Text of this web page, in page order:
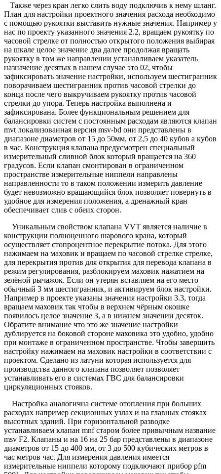
Также через кран легко слить воду подключив к нему шланг.
План для настройки проектного значения расхода необходимо
с помощью рукоятки выставить нужные значения. Например у
нас по проекту указанного значения 2.2, вращаем рукоятку по
часовой стрелке от полностью открытого положения выбирая
на шкале целое значение два далее продолжая вращать
рукоятку в том же направлении устанавливаем указатель
назначение десятых в нашем случае это 02, чтобы
зафиксировать значение настройки, используем шестигранник
поворачиваем шестигранник против часовой стрелки до
конца после чего выкручиваем рукоятку против часовой
стрелки до упора. Теперь настройка выполнена и
зафиксирована. Более функциональным решением для
балансировки систем с постоянным расходам являются клапан
mvt локализованная версия msv-bd они представлены в
диапазоне диаметров от 15 до 50мм, от 2,5 до 40 кубов а кубов
в час. Конструкция клапана предусмотрен специальный
измерительный сливной блок который вращается на 360
градусов. Если клапан смонтирован в ограниченном
пространстве измерительные ниппели направлены
направленности то в таком положении измерить давление
будет невозможно вращающийся блок позволяет повернуть в
удобное для измерения положения, а дренажный кран
обеспечивает слив с обеих сторон.
Уникальным свойством клапана VVT является наличие в
конструкции полноценного шарового крана, который
осуществляет стопроцентное перекрытие потока. Для этого
нажимаем на маховик и вращаем по часовой стрелке стрелке,
для перекрытия против для открытия для перевода клапана в
режим регулирования, разблокируем маховик нажатием на
зелёной рычажок. Если он утерян вставляем на его место
обычный 3 мм шестигранник, и активируем блок настройки.
Например в проекте указаны значения настройки 3.3, тогда
вращаем маховик так чтобы в верхнем чёрным окошке
появилось целое значение 3, а в нижнем значении десяток.
Обратите внимание что это же значение настройки
дублируется на боковой стороне маховика это удобно, удобно
при монтаже в ограниченном пространстве. Чтобы завершить
настройку нажимаем на маховик настройки в соответствии с
проектом. Сделано из латуни которая используется для
производства данного клапана позволяет позволяет
устанавливать его в системах ГВС для балансировки
циркуляционных стояков.
Настройка аналогична системе отопления при больших
расходах например секционных узлах и на главных стояках
высотных зданий. При горизонтальной разводке
устанавливаем клапан mnf старом более привычным название
msv F2. Клапаны и на 16 на 25 бар представлены в диапазоне
диаметров от 15 до 400 мм, от 3 до 500 кубических метров в
час метров час. Для измерения давления имеется
измерительные ниппели которому подключают прибор pfm